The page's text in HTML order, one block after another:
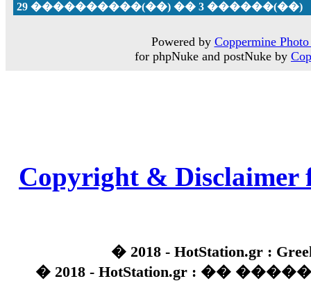
29 ����������(��) �� 3 ������(��)
Powered by Coppermine
for phpNuke and postNuke by
Copyright & Disclaimer
� 2018 - HotStation.gr :
� 2018 - HotStation.gr : ��